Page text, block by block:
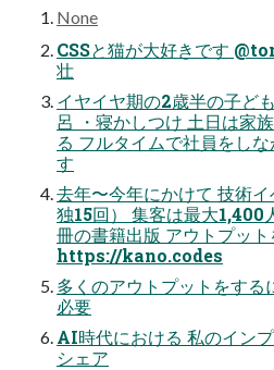
None
CSSと猫が大好きです
壮
イヤイヤ期の2歳半の子ど
呂 ・寝かしつけ 土日は家
る フルタイムで社員をし
す
去年〜今年にかけて 技術
独15回） 集客は最大1,400
冊の書籍出版 アウトプッ
https://kano.codes
多くのアウトプットをする
必要
AI時代における 私のイン
シェア